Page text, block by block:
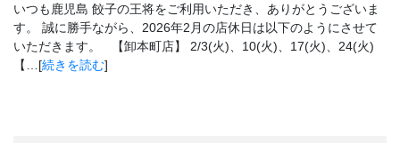
いつも鹿児島 餃子の王将をご利用いただき、ありがとうございま
す。 誠に勝手ながら、2026年2月の店休日は以下のようにさせて
いただきます。 【卸本町店】 2/3(火)、10(火)、17(火)、24(火)
【…[続きを読む]